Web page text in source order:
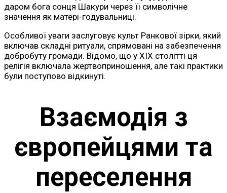
даром бога сонця Шакури через її символічне
значення як матері-годувальниці.
Особливої уваги заслуговує культ Ранкової зірки, який
включав складні ритуали, спрямовані на забезпечення
добробуту громади. Відомо, що у XIX столітті ця
релігія включала жертвоприношення, але такі практики
були поступово відкинуті.
Взаємодія з
європейцями та
переселення